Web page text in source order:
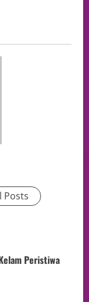
Posts
Peristiwa